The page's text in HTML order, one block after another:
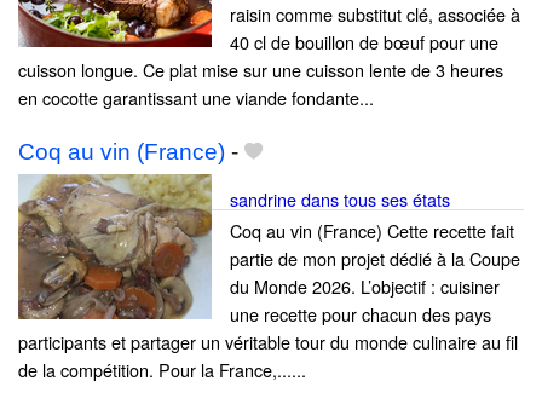
raisin comme substitut clé, associée à
40 cl de bouillon de bœuf pour une
cuisson longue. Ce plat mise sur une cuisson lente de 3 heures
en cocotte garantissant une viande fondante...
Coq au vin (France) -
sandrine dans tous ses états
Coq au vin (France) Cette recette fait
partie de mon projet dédié à la Coupe
du Monde 2026. L’objectif : cuisiner
une recette pour chacun des pays
participants et partager un véritable tour du monde culinaire au fil
de la compétition. Pour la France,......